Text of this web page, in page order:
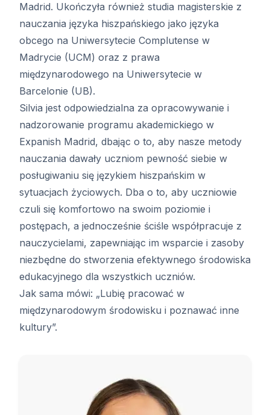
Madrid. Ukończyła również studia magisterskie z
nauczania języka hiszpańskiego jako języka
obcego na Uniwersytecie Complutense w
Madrycie (UCM) oraz z prawa
międzynarodowego na Uniwersytecie w
Barcelonie (UB).
Silvia jest odpowiedzialna za opracowywanie i
nadzorowanie programu akademickiego w
Expanish Madrid, dbając o to, aby nasze metody
nauczania dawały uczniom pewność siebie w
posługiwaniu się językiem hiszpańskim w
sytuacjach życiowych. Dba o to, aby uczniowie
czuli się komfortowo na swoim poziomie i
postępach, a jednocześnie ściśle współpracuje z
nauczycielami, zapewniając im wsparcie i zasoby
niezbędne do stworzenia efektywnego środowiska
edukacyjnego dla wszystkich uczniów.
Jak sama mówi: „Lubię pracować w
międzynarodowym środowisku i poznawać inne
kultury”.